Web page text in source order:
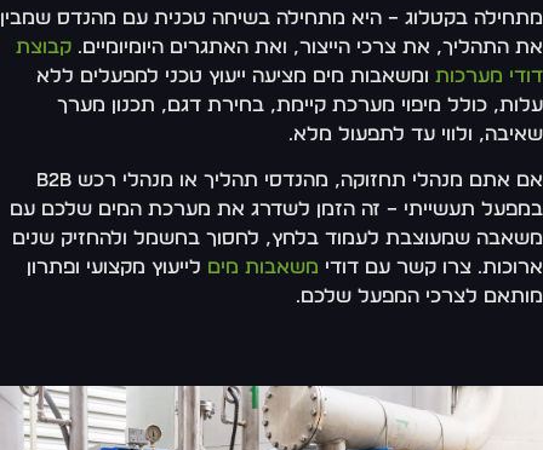
בקטלוג – היא מתחילה בשיחה טכנית עם מהנדס שמבין
התהליך, את צרכי הייצור, ואת האתגרים היומיומיים.קבוצת
מערכותומשאבות מים מציעה ייעוץ טכני למפעלים ללא
כולל מיפוי מערכת קיימת, בחירת דגם, תכנון מערך
ולווי עד לתפעול מלא.
אם אתם מנהלי תחזוקה, מהנדסי תהליך או מנהלי רכש B2B
תעשייתי – זה הזמן לשדרג את מערכת המים שלכם עם
שמעוצבת לעמוד בלחץ, לחסוך בחשמל ולהחזיק שנים
צרו קשר עם דודימשאבות מיםלייעוץ מקצועי ופתרון
לצרכי המפעל שלכם.